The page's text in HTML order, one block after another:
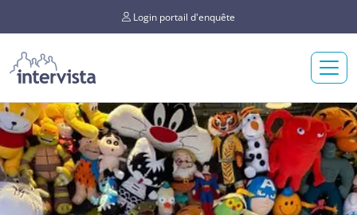
Login portail d'enquête